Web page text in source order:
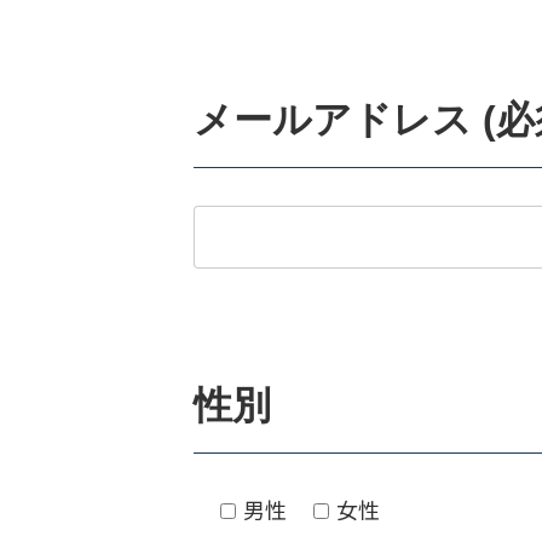
メールアドレス (
性別
男性 女性